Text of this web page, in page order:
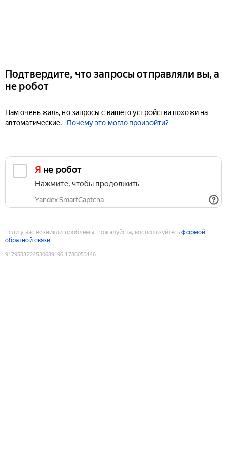
Подтвердите, что запросы отправляли вы, а
не робот
Нам очень жаль, но запросы с вашего устройства похожи на
автоматические.
Почему это могло произойти?
Я не робот
Нажмите, чтобы продолжить
Yandex SmartCaptcha
Если у вас возникли проблемы, пожалуйста, воспользуйтесьформой
обратной связи
9179533224530689196:1786053146